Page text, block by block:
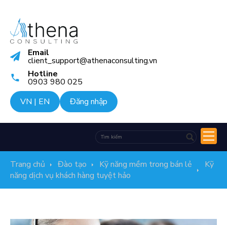
Email
client_support@athenaconsulting.vn
Hotline
0903 980 025
VN | EN Đăng nhập
Trang chủ Đào tạo Kỹ năng mềm trong bán lẻ
Kỹ
năng dịch vụ khách hàng tuyệt hảo